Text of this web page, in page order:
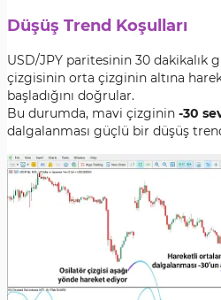
Düşüş Trend Koşulları
USD/JPY paritesinin 30 dakikalık
çizgisinin orta çizginin altına
başladığını doğrular.
Bu durumda, mavi çizginin -30
dalgalanması güçlü bir düşüş